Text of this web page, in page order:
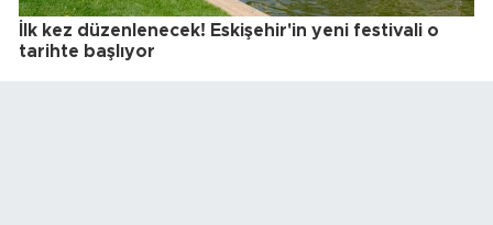
İlk kez düzenlenecek! Eskişehir'in yeni festivali o
tarihte başlıyor